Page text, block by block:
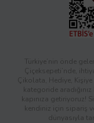
Türkiye’nin önde
Çiçeksepeti’nde,
Çikolata, Hediye,
kategoride
kapınıza getiriyoruz!
kendiniz için sipariş
dünyasıyla